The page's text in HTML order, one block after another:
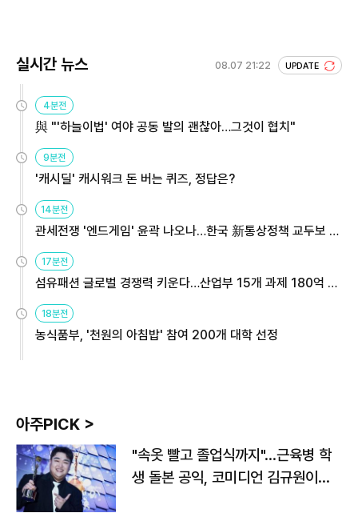
실시간 뉴스 08.07 21:22 UPDATE
4분전
與 "'하늘이법' 여야 공동 발의 괜찮아…그것이 협치"
9분전
'캐시딜' 캐시워크 돈 버는 퀴즈, 정답은?
14분전
관세전쟁 '엔드게임' 윤곽 나오나…한국 新통상정책 교두보 활
용해야
17분전
섬유패션 글로벌 경쟁력 키운다…산업부 15개 과제 180억 지
원
18분전
농식품부, '천원의 아침밥' 참여 200개 대학 선정
아주PICK >
"속옷 빨고 졸업식까지"…근육병 학
생 돌본 공익, 코미디언 김규원이었